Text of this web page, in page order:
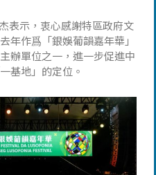
表示，衷心感謝特區政府文
年作爲「銀娛葡韻嘉年華」
辦單位之一，進一步促進中
基地」的定位。